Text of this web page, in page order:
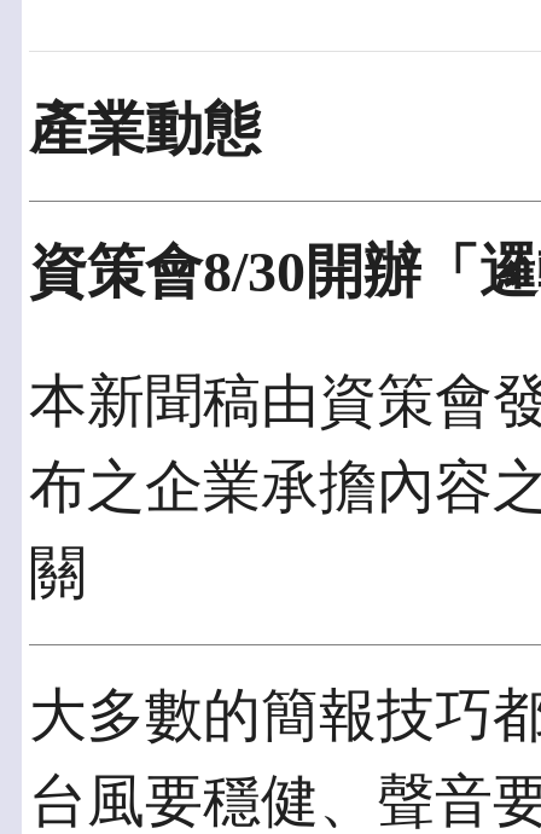
產業動態
資策會8/30開辦「
本新聞稿由資策會
布之企業承擔內容
關
大多數的簡報技巧
台風要穩健、聲音